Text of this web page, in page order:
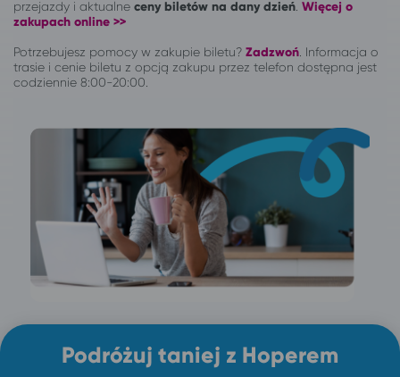
przejazdy i aktualne ceny biletów na dany dzień Więcej o
zakupach online >>
Potrzebujesz pomocy w zakupie biletu? Zadzwoń Informacja o
trasie i cenie biletu z opcją zakupu przez telefon dostępna jest
codziennie 8:00-20:00.
Podróżuj taniej z Hoperem